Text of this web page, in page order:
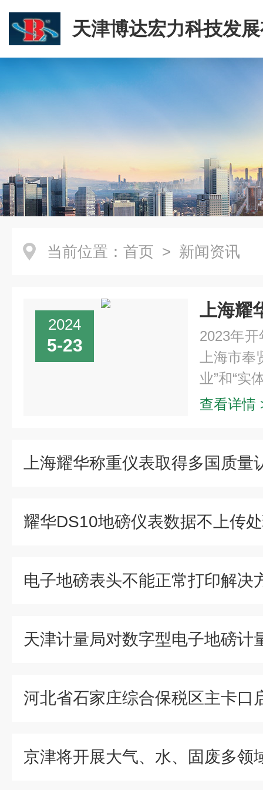
天津博达宏力科技发
司
当前位置： 首页 > 新闻资讯
2024
5-23
2023年
上海市
业”和“实
查看详情
上海耀华称重仪表取得多国质量
电子地磅表头不能正常打印解决
天津计量局对数字型电子地磅计
河北省石家庄综合保税区主卡口
京津将开展大气、水、固废多领